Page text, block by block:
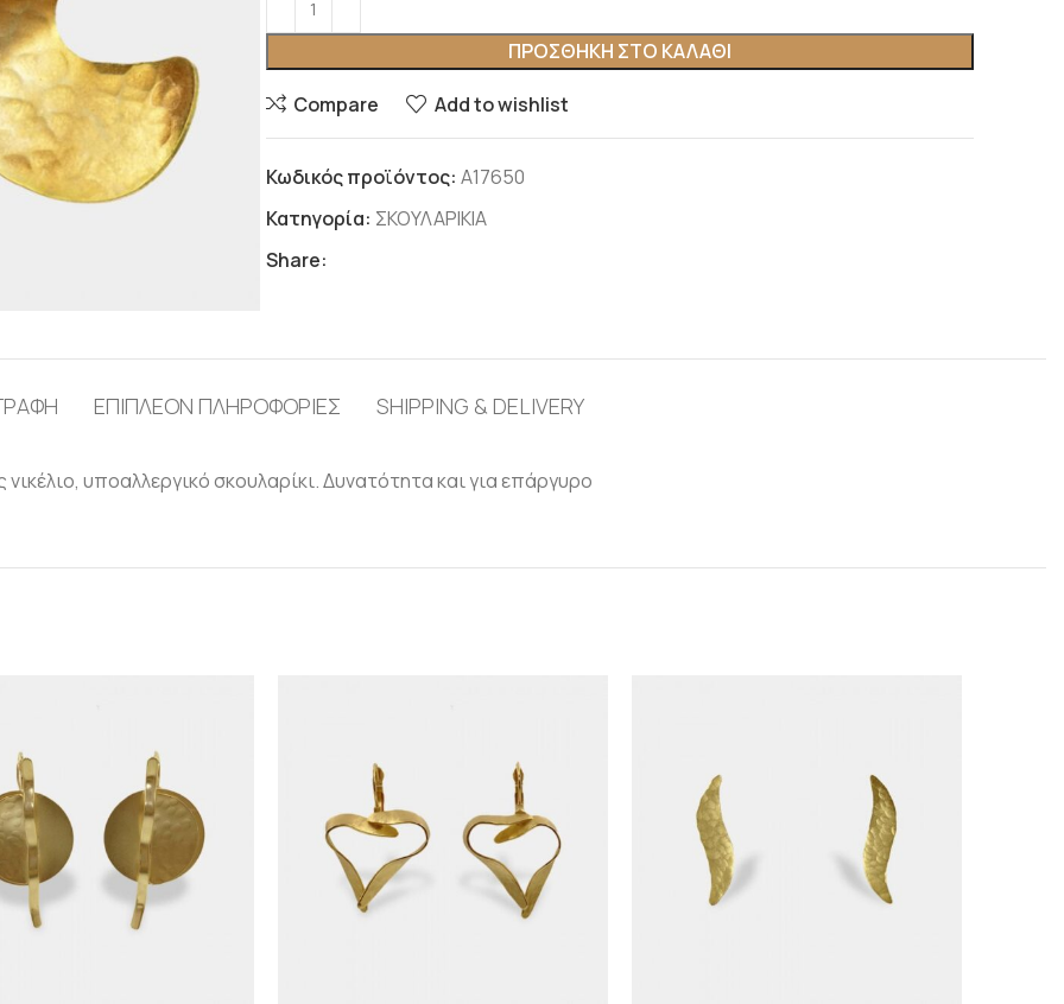
ΠΡΟΣΘΉΚΗ ΣΤΟ ΚΑΛΆΘΙ
Compare Add to wishlist
Κωδικός προϊόντος: Α17650
Κατηγορία: ΣΚΟΥΛΑΡΙΚΙΑ
Share:
ΕΠΙΠΛΈΟΝ ΠΛΗΡΟΦΟΡΊΕΣ SHIPPING & DELIVERY
υποαλλεργικό σκουλαρίκι. Δυνατότητα και για επάργυρο